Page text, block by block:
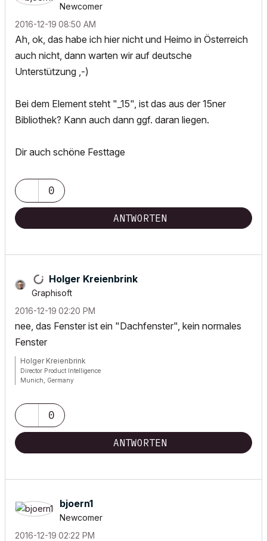
Newcomer
‎2016-12-19 08:50 AM
Ah, ok, das habe ich hier nicht und Heimo in Österreich
auch nicht, dann warten wir auf deutsche
Unterstützung ,-)
Bei dem Element steht "_15", ist das aus der 15ner
Bibliothek? Kann auch dann ggf. daran liegen.
Dir auch schöne Festtage
0
ANTWORTEN
Holger Kreienbrink
Graphisoft
‎2016-12-19 02:20 PM
nee, das Fenster ist ein "Dachfenster", kein normales
Fenster
Holger Kreienbrink
Director Product Intelligence
Munich, Germany
0
ANTWORTEN
bjoern1
Newcomer
‎2016-12-19 02:22 PM